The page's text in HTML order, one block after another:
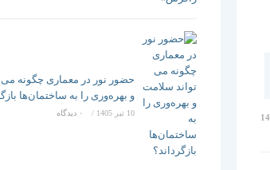
حضور نور در معماری چگونه می
و بهره‌وری را به ساختمان‌ها
10 تیر 1405 / ۰ دیدگاه